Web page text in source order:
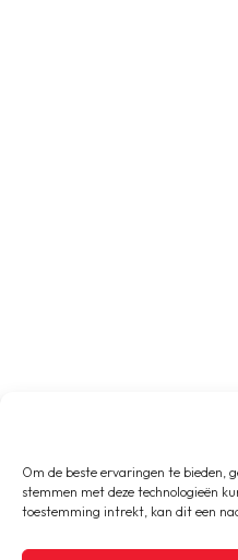
Om de beste ervaringen te bieden,
stemmen met deze technologieën
toestemming intrekt, kan dit een